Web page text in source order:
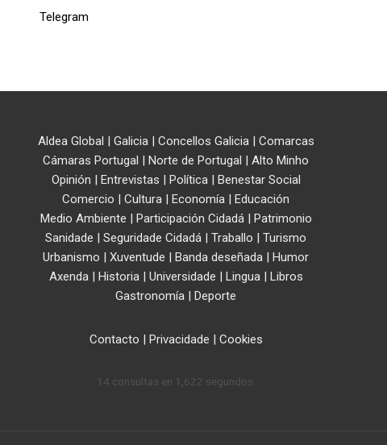
Aldea Global Galicia| Concellos Galicia| Comarcas
Cámaras Portugal
Norte de Portugal
Alto Minho
Opinión
Entrevistas Política|
Benestar Social
Comercio
Cultura Economía
Educación
Medio Ambiente
Participación Cidadá|
Patrimonio
Sanidade
Seguridade Cidadá Traballo
Turismo
Urbanismo
Xuventude Banda deseñada
Humor
Axenda| Historia| Universidade Lingua|
Libros
Gastronomía
Deporte
Contacto Privacidade Cookies
14 consultas en 1,622 segundos.